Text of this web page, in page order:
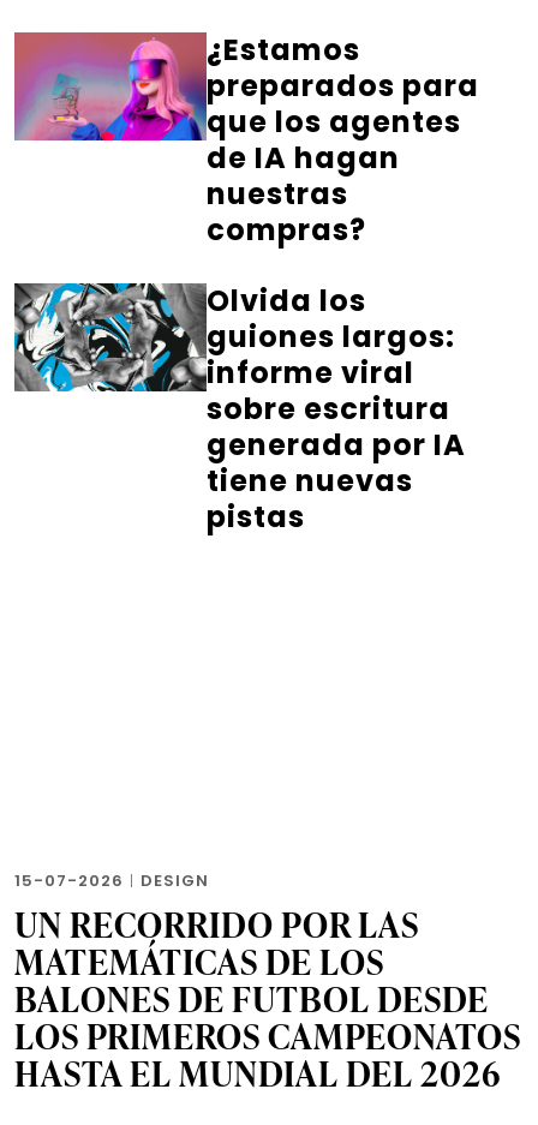
¿Estamos
preparados para
que los agentes
de IA hagan
nuestras
compras?
Olvida los
guiones largos:
informe viral
sobre escritura
generada por IA
tiene nuevas
pistas
15-07-2026 | DESIGN
UN RECORRIDO POR LAS
MATEMÁTICAS DE LOS
BALONES DE FUTBOL DESDE
LOS PRIMEROS CAMPEONATOS
HASTA EL MUNDIAL DEL 2026